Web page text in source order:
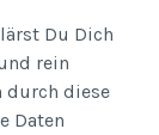
Du Dich
rein
durch diese
Daten